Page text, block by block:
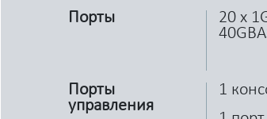
Порты
20 x
Порты
управления
1